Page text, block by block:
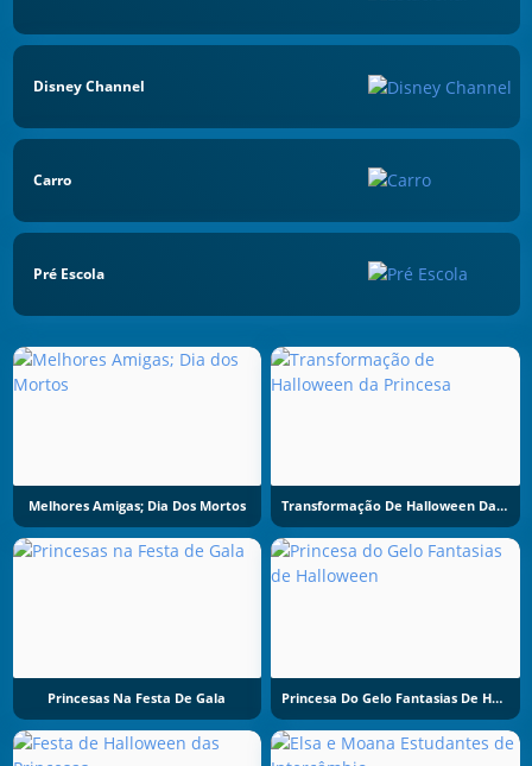
Disney Channel
Carro
Pré Escola
Melhores Amigas; Dia Dos Mortos Transformação De Halloween Da Princesa
Princesas Na Festa De Gala Princesa Do Gelo Fantasias De Halloween